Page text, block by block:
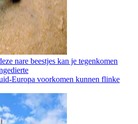
nare beestjes kan je tegenkomen
Europa voorkomen kunnen flinke